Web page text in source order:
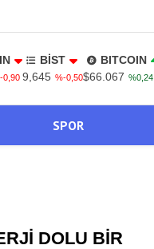
0,90
BİST
9,645 %-0,50
BITCOIN
$66.067 %0,24
SPOR
DOLU BİR